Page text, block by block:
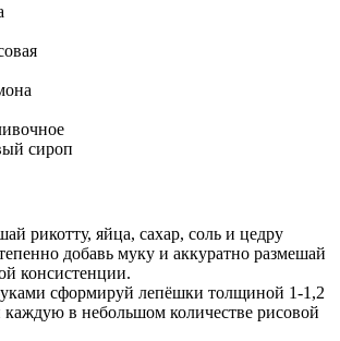
сироп
рикотту, яйца, сахар, соль и цедру
добавь муку и аккуратно размешай
консистенции.
сформируй лепёшки толщиной 1-1,2
каждую в небольшом количестве рисовой